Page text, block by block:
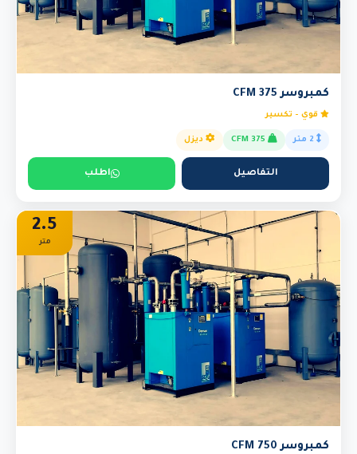
كمبروسر 375 CFM
قوي - تكسير
ديزل
التفاصيل اطلب
2.5
متر
كمبروسر 750 CFM